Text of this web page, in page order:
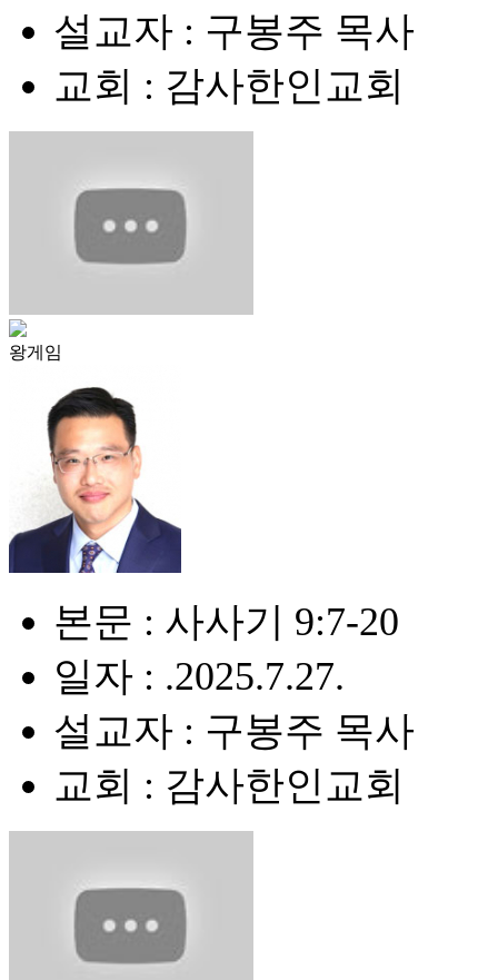
설교자 : 구봉주 목사
교회 : 감사한인교회
왕게임
본문 : 사사기 9:7-20
일자 : .2025.7.27.
설교자 : 구봉주 목사
교회 : 감사한인교회